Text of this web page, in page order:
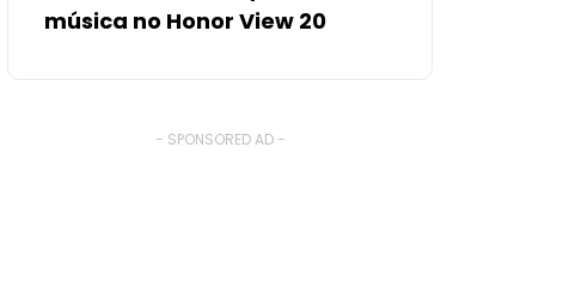
música no Honor View 20
- SPONSORED AD -